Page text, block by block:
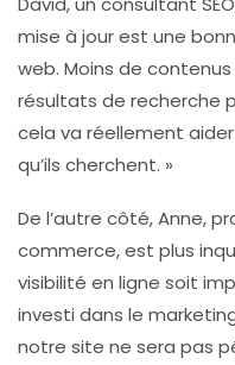
mise à jour est une
web. Moins de contenus
résultats de recherche
cela va réellement
qu’ils cherchent. »
De l’autre côté, Anne,
commerce, est plus
visibilité en ligne soit
investi dans le
notre site ne sera pas